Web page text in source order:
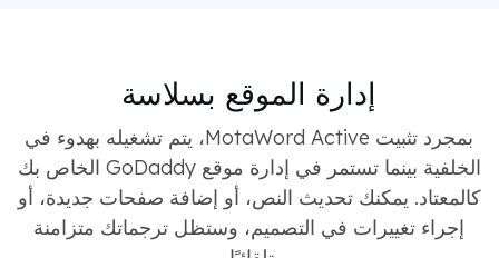
إدارة الموقع بسلاسة
بمجرد تثبيت MotaWord Active، يتم تشغيله بهدوء في
الخلفية بينما تستمر في إدارة موقع GoDaddy الخاص بك
كالمعتاد. يمكنك تحديث النص، أو إضافة صفحات جديدة، أو
إجراء تغييرات في التصميم، وستظل ترجماتك متزامنة